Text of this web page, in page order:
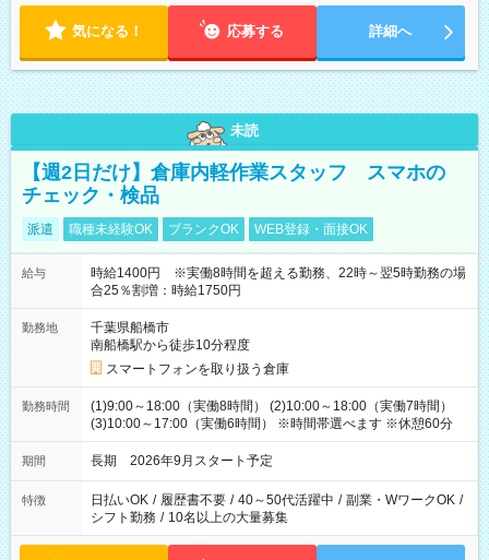
18:00 などのように、自由な働き方が可能なお仕事です！
気になる！ 応募する 詳細へ
未読
【週2日だけ】倉庫内軽作業スタッフ スマホの
チェック・検品
派遣 職種未経験OK ブランクOK WEB登録・面接OK
給与
時給1400円 ※実働8時間を超える勤務、22時～翌5時勤務の場
合25％割増：時給1750円
勤務地
千葉県船橋市
南船橋駅から徒歩10分程度
スマートフォンを取り扱う倉庫
勤務時間
(1)9:00～18:00（実働8時間） (2)10:00～18:00（実働7時間）
(3)10:00～17:00（実働6時間） ※時間帯選べます ※休憩60分
期間 長期 2026年9月スタート予定
特徴 日払いOK / 履歴書不要 / 40～50代活躍中 / 副業・WワークOK /
シフト勤務 / 10名以上の大量募集